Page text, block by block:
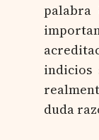
palabra
indicios
duda